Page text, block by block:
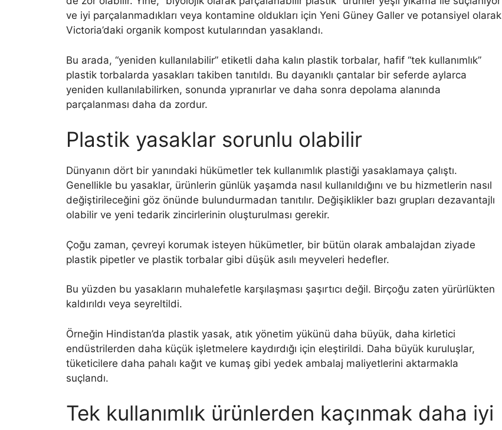
ve iyi parçalanmadıkları veya kontamine oldukları için Yeni Güney Galler ve potansiyel olarak
Victoria’daki organik kompost kutularından yasaklandı.
Bu arada, “yeniden kullanılabilir” etiketli daha kalın plastik torbalar, hafif “tek kullanımlık”
plastik torbalarda yasakları takiben tanıtıldı. Bu dayanıklı çantalar bir seferde aylarca
yeniden kullanılabilirken, sonunda yıpranırlar ve daha sonra depolama alanında
parçalanması daha da zordur.
Plastik yasaklar sorunlu olabilir
Dünyanın dört bir yanındaki hükümetler tek kullanımlık plastiği yasaklamaya çalıştı.
Genellikle bu yasaklar, ürünlerin günlük yaşamda nasıl kullanıldığını ve bu hizmetlerin nasıl
değiştirileceğini göz önünde bulundurmadan tanıtılır. Değişiklikler bazı grupları dezavantajlı
olabilir ve yeni tedarik zincirlerinin oluşturulması gerekir.
Çoğu zaman, çevreyi korumak isteyen hükümetler, bir bütün olarak ambalajdan ziyade
plastik pipetler ve plastik torbalar gibi düşük asılı meyveleri hedefler.
Bu yüzden bu yasakların muhalefetle karşılaşması şaşırtıcı değil. Birçoğu zaten yürürlükten
kaldırıldı veya seyreltildi.
Örneğin Hindistan’da plastik yasak, atık yönetim yükünü daha büyük, daha kirletici
endüstrilerden daha küçük işletmelere kaydırdığı için eleştirildi. Daha büyük kuruluşlar,
tüketicilere daha pahalı kağıt ve kumaş gibi yedek ambalaj maliyetlerini aktarmakla
suçlandı.
Tek kullanımlık ürünlerden kaçınmak daha iyi